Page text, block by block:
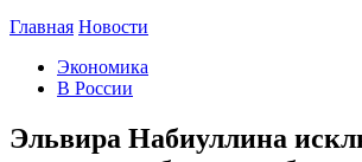
Главная Новости
Экономика
В России
Эльвира Набиуллина